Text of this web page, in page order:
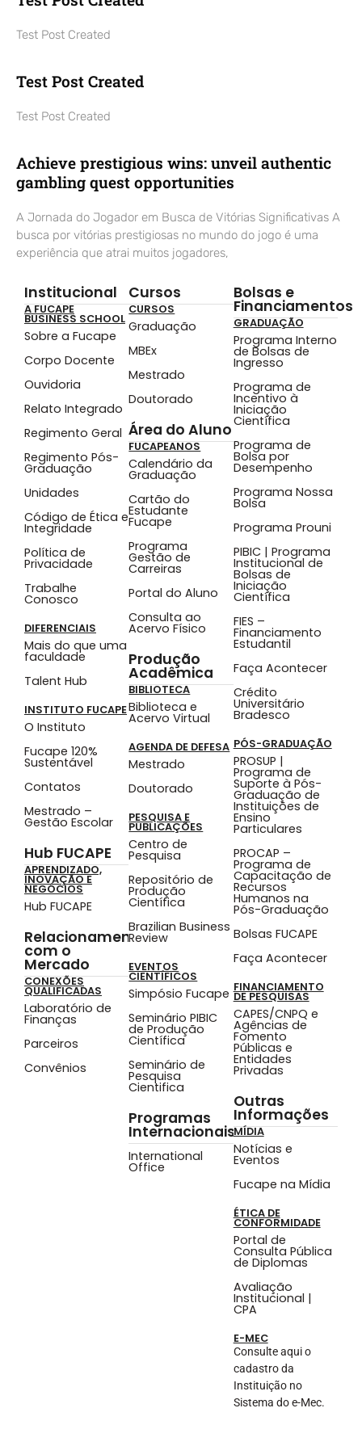
Test Post Created
Test Post Created
Test Post Created
Achieve prestigious wins: unveil authentic
gambling quest opportunities
A Jornada do Jogador em Busca de Vitórias Significativas A
busca por vitórias prestigiosas no mundo do jogo é uma
experiência que atrai muitos jogadores,
Institucional
A FUCAPE
BUSINESS SCHOOL
Sobre a Fucape
Corpo Docente
Ouvidoria
Relato Integrado
Regimento Geral
Regimento Pós-
Graduação
Unidades
Código de Ética e
Integridade
Política de
Privacidade
Trabalhe
Conosco
DIFERENCIAIS
Mais do que uma
faculdade
Talent Hub
INSTITUTO FUCAPE
O Instituto
Fucape 120%
Sustentável
Contatos
Mestrado –
Gestão Escolar
Hub FUCAPE
APRENDIZADO,
INOVAÇÃO E
NEGÓCIOS
Hub FUCAPE
Relacionamento
com o
Mercado
CONEXÕES
QUALIFICADAS
Laboratório de
Finanças
Parceiros
Convênios
Cursos
CURSOS
Graduação
MBEx
Mestrado
Doutorado
Área do Aluno
FUCAPEANOS
Calendário da
Graduação
Cartão do
Estudante
Fucape
Programa
Gestão de
Carreiras
Portal do Aluno
Consulta ao
Acervo Físico
Produção
Acadêmica
BIBLIOTECA
Biblioteca e
Acervo Virtual
AGENDA DE DEFESA
Mestrado
Doutorado
PESQUISA E
PUBLICAÇÕES
Centro de
Pesquisa
Repositório de
Produção
Científica
Brazilian Business
Review
EVENTOS
CIENTÍFICOS
Simpósio Fucape
Seminário PIBIC
de Produção
Científica
Seminário de
Pesquisa
Cientifica
Programas
Internacionais
International
Office
Bolsas e
Financiamentos
GRADUAÇÃO
Programa Interno
de Bolsas de
Ingresso
Programa de
Incentivo à
Iniciação
Científica
Programa de
Bolsa por
Desempenho
Programa Nossa
Bolsa
Programa Prouni
PIBIC | Programa
Institucional de
Bolsas de
Iniciação
Científica
FIES –
Financiamento
Estudantil
Faça Acontecer
Crédito
Universitário
Bradesco
PÓS-GRADUAÇÃO
PROSUP |
Programa de
Suporte à Pós-
Graduação de
Instituições de
Ensino
Particulares
PROCAP –
Programa de
Capacitação de
Recursos
Humanos na
Pós-Graduação
Bolsas FUCAPE
Faça Acontecer
FINANCIAMENTO
DE PESQUISAS
CAPES/CNPQ e
Agências de
Fomento
Públicas e
Entidades
Privadas
Outras
Informações
MÍDIA
Notícias e
Eventos
Fucape na Mídia
ÉTICA DE
CONFORMIDADE
Portal de
Consulta Pública
de Diplomas
Avaliação
Institucional |
CPA
E-MEC
Consulte aqui o
cadastro da
Instituição no
Sistema do e-Mec.